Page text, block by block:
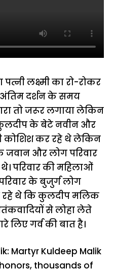
लक्ष्मी का रो-रोकर
अंतिम दर्शन के समय
तो जरूर लगाया लेकिन
के बेटे नवीन और
कर रहे थे लेकिन
जवान और लोग परिवार
परिवार की महिलाओं
के बुजुर्ग लोग
रहे थे कि कुलदीप मलिक
से लोहा लेते
लिए गर्व की बात है।